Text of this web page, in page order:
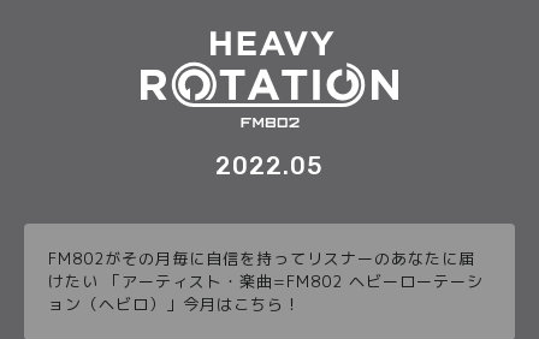
索
GUEST CALENDAR
EVENT CALENDAR
2022.05
FM802がその月毎に自信を持ってリスナーのあなたに届
けたい 「アーティスト・楽曲=FM802 ヘビーローテーシ
ョン（ヘビロ）」今月はこちら！